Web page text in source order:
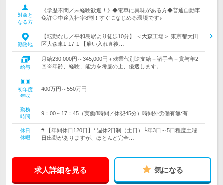
対象と
なる方
《学歴不問／未経験歓迎！》◆電車に興味がある方◆普通自動車
免許◇中途入社率8割！すぐになじめる環境です♪
勤務地
【転勤なし／平和島駅より徒歩10分】 ＜大森工場＞ 東京都大田
区大森東1-17-1 【雇い入れ直後…
給与
月給230,000円～345,000円＋残業代別途支給＋諸手当＋賞与年2
回※年齢、経験、能力を考慮の上、優遇します。…
初年度
年収
400万円～550万円
勤務
時間
9：00～17：45（実働8時間／休憩45分）時間外労働有無:有
休日
休暇
# 【年間休日120日】* 週休2日制（土日）└年3日～5日程度土曜
日出勤がありますが、ほとんど完全…
求人詳細を見る 気になる